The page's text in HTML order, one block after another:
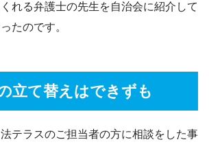
れる弁護士の先生を自治会に紹介して
たのです。
立て替えはできずも
テラスのご担当者の方に相談をした事